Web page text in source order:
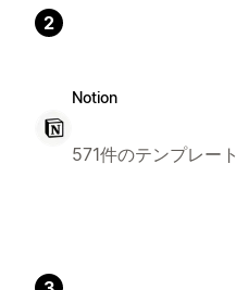
2
Notion
571件のテンプレート